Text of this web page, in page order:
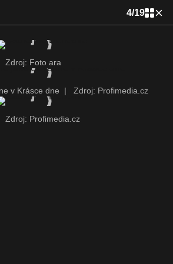
4/19
Zdroj: Foto ara
v Krásce dne | Zdroj: Profimedia.cz
Zdroj: Profimedia.cz